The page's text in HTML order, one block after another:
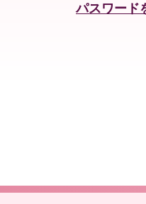
パスワード